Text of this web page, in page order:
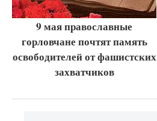
9 мая православные
горловчане почтят память
освободителей от фашистских
захватчиков